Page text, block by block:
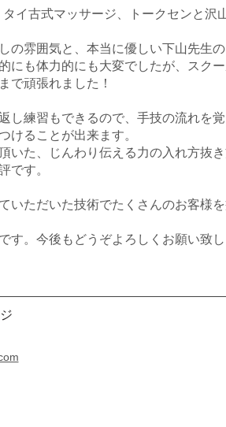
タイ古式マッサージ、トークセンと沢
の雰囲気と、本当に優しい下山先生
にも体力的にも大変でしたが、スク
で頑張れました！
し練習もできるので、手技の流れを
けることが出来ます。
いた、じんわり伝える力の入れ方抜
です。
いただいた技術でたくさんのお客様
す。今後もどうぞよろしくお願い致し